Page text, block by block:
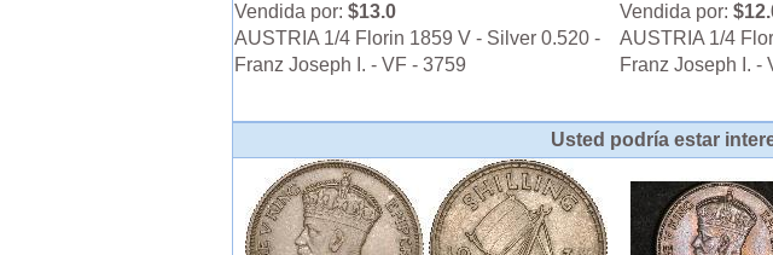
Vendida por: $13.0
AUSTRIA 1/4 Florin 1859 V - Silver 0.520 -
Franz Joseph I. - VF - 3759
Vendida por:
AUSTRIA 1/4
Franz Joseph I. -
Usted podría estar